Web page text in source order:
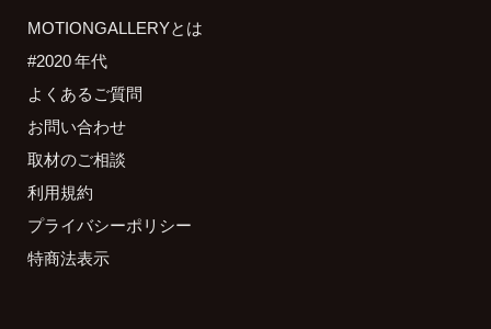
MOTIONGALLERYとは
#2020 年代
よくあるご質問
お問い合わせ
取材のご相談
利用規約
プライバシーポリシー
特商法表示